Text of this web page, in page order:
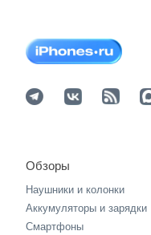
Обзоры
Наушники и колонки
Аккумуляторы и зарядки
Смартфоны